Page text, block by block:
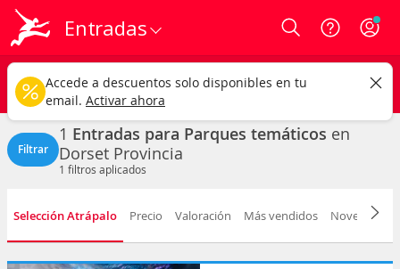
Entradas Login
Dorset
Parques temáticos Cualquier fecha
CAMBIAR
Filtrar
1 Entradas para Parques temáticos en
Dorset Provincia
1 filtros aplicados
Selección Atrápalo Precio Valoración Más vendidos Novedad
Accede a descuentos solo disponibles en tu
email. Activar ahora